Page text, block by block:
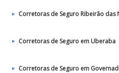
Corretoras de Seguro Ribeirão das
Corretoras de Seguro em Uberaba
Corretoras de Seguro em